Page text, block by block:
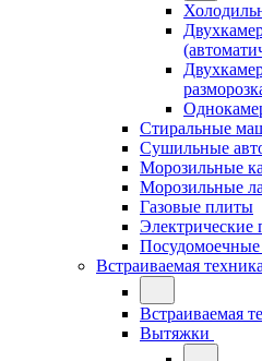
Стиральные
Сушильные
Морозильные
Морозильные
Газовые плиты
Электрические
Встраиваемая
Встраиваемая
Вытяжки